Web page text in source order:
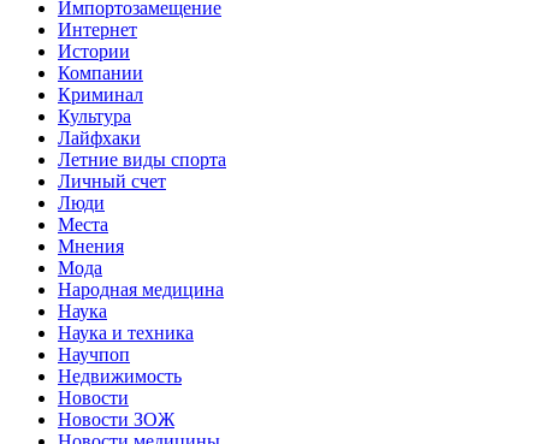
Импортозамещение
Интернет
Истории
Компании
Криминал
Культура
Лайфхаки
Летние виды спорта
Личный счет
Люди
Места
Мнения
Мода
Народная медицина
Наука
Наука и техника
Научпоп
Недвижимость
Новости
Новости ЗОЖ